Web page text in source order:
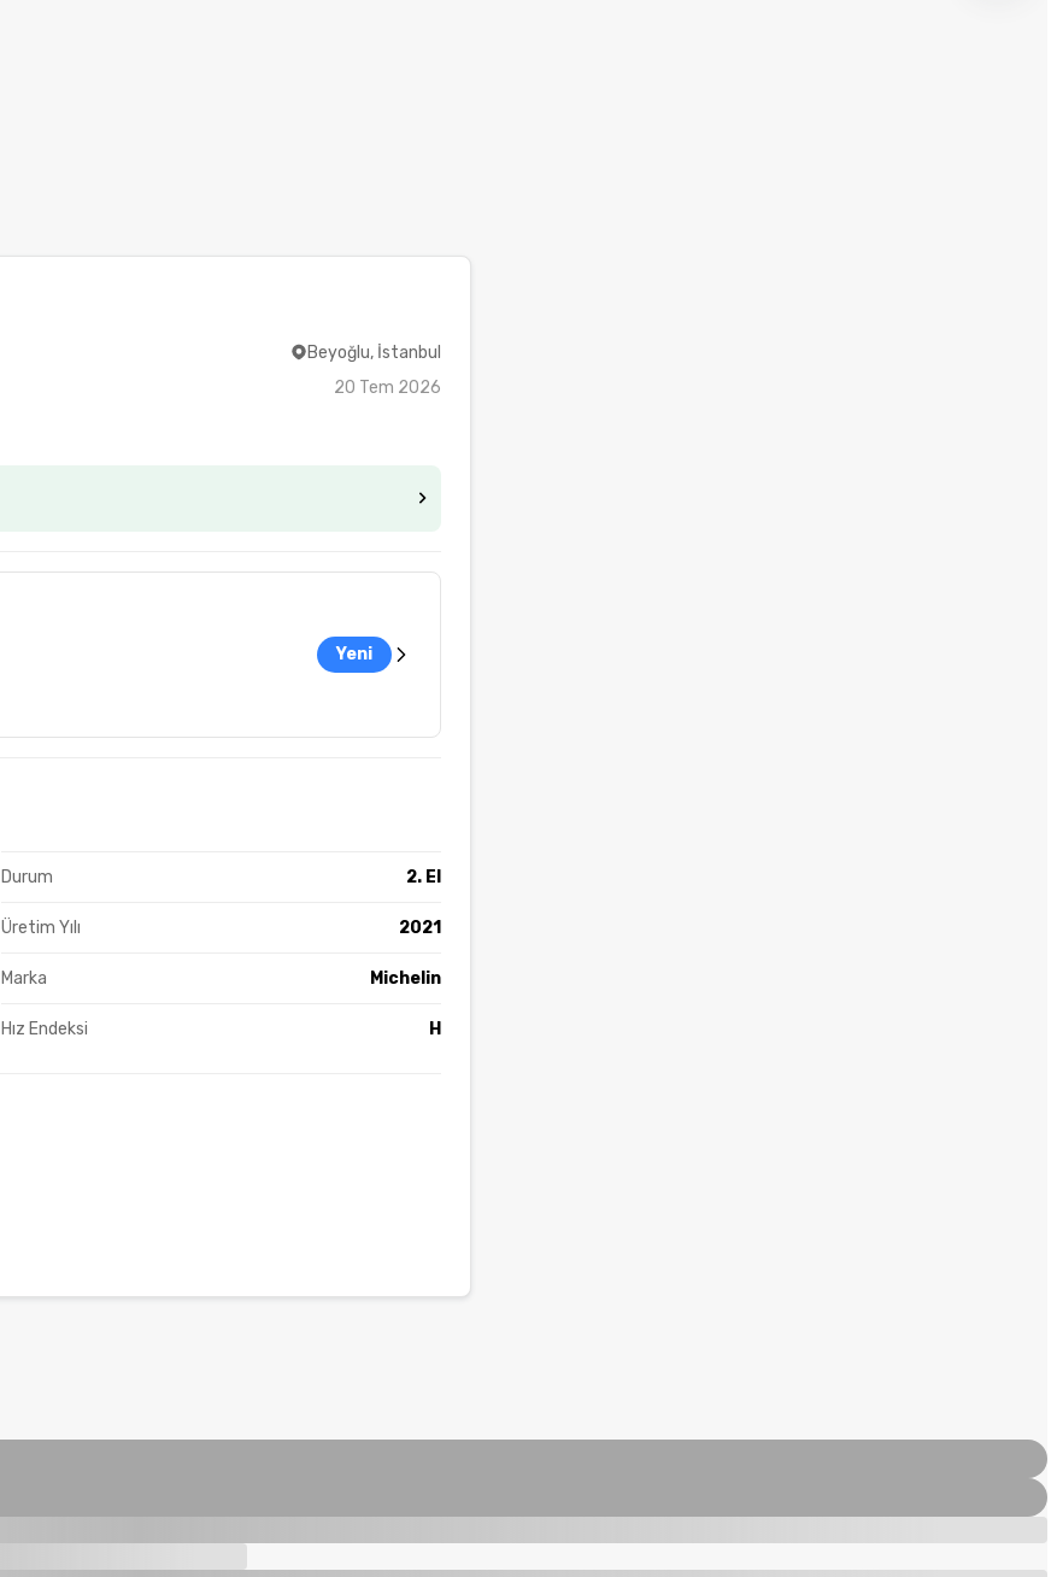
Beyoğlu, İstanbul
20 Tem 2026
Yeni
Durum 2. El
Üretim Yılı 2021
Marka Michelin
Hız Endeksi H